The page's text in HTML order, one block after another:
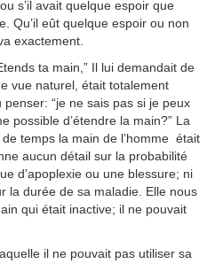
s’il avait quelque espoir que
Qu’il eût quelque espoir ou non
exactement.
ta main,” Il lui demandait de
vue naturel, était totalement
penser: “je ne sais pas si je peux
possible d’étendre la main?” La
temps la main de l’homme était
aucun détail sur la probabilité
d’apoplexie ou une blessure; ni
la durée de sa maladie. Elle nous
qui était inactive; il ne pouvait
il ne pouvait pas utiliser sa